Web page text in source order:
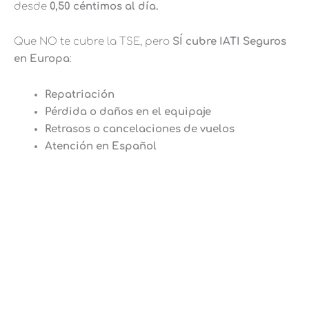
desde 0,50 céntimos al día.
Que NO te cubre la TSE, pero SÍ cubre IATI Seguros
en Europa:
Repatriación
Pérdida o daños en el equipaje
Retrasos o cancelaciones de vuelos
Atención en Español